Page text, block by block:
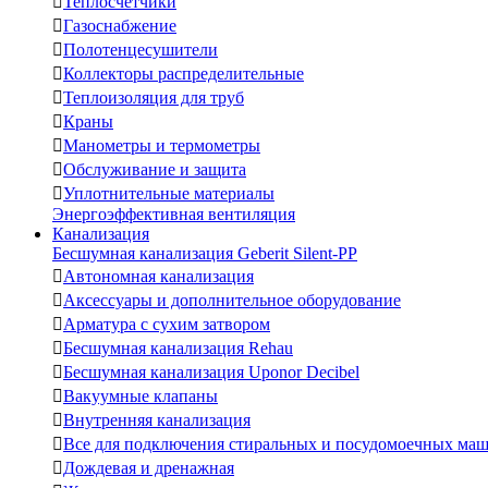
Газоснабжение
Полотенцесушители
Коллекторы распределительные
Теплоизоляция для труб
Краны
Манометры и термометры
Обслуживание и защита
Уплотнительные материалы
Энергоэффективная вентиляция
Канализация
Бесшумная канализация Geberit Silent-PP
Автономная канализация
Аксессуары и дополнительное оборудование
Арматура с сухим затвором
Бесшумная канализация Rehau
Бесшумная канализация Uponor Decibel
Вакуумные клапаны
Внутренняя канализация
Все для подключения стиральных и посудомоечных
Дождевая и дренажная